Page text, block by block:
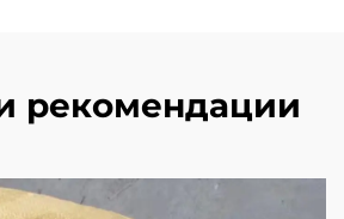
рекомендации